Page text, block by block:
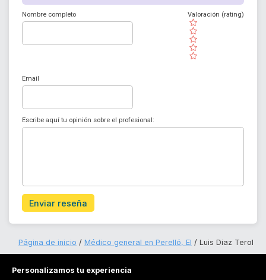
Nombre completo
( )
( )
( )
( )
( )
Valoración (rating)
Email
Escribe aquí tu opinión sobre el profesional:
Enviar reseña
Página de inicio Médico general en Perelló, El Luis Diaz Terol
Personalizamos tu experiencia